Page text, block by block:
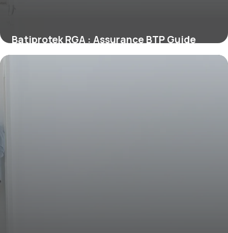
Batiprotek RGA : Assurance BTP Guide
2026